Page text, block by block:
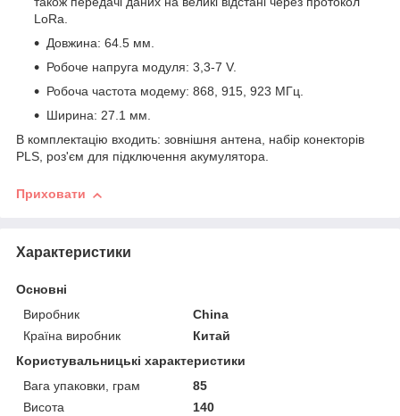
LoRa.
Довжина: 64.5 мм.
Робоче напруга модуля: 3,3-7 V.
Робоча частота модему: 868, 915, 923 МГц.
Ширина: 27.1 мм.
В комплектацію входить: зовнішня антена, набір конекторів
PLS, роз'єм для підключення акумулятора.
Приховати
Характеристики
Основні
Виробник
China
Країна виробник
Китай
Користувальницькі характеристики
Вага упаковки, грам
85
Висота
140